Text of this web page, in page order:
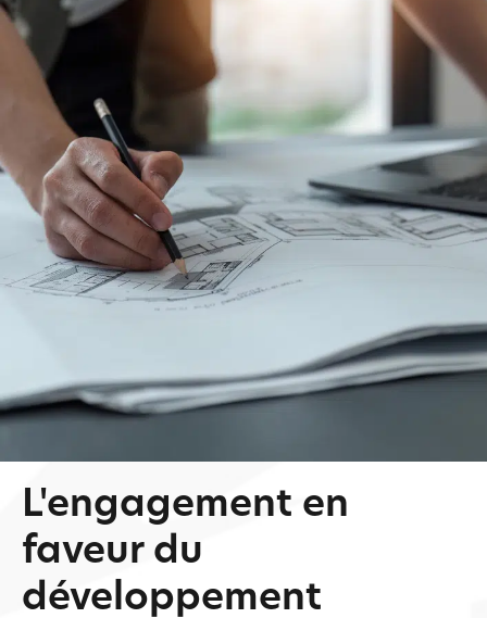
L'engagement en
faveur du
développement